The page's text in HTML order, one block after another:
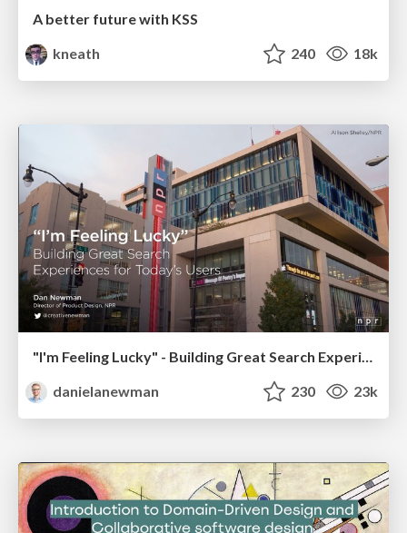
A better future with KSS
kneath
240 18k
"I'm Feeling Lucky" - Building Great Search Experiences for Today's Users (#IAC19)
danielanewman
230 23k